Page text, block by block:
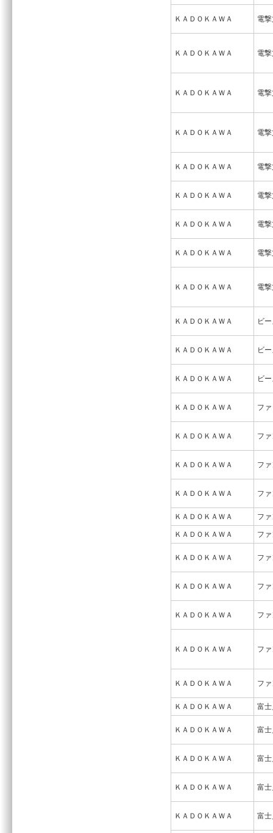
ＫＡＤＯＫＡＷＡ 電
ＫＡＤＯＫＡＷＡ 電
ＫＡＤＯＫＡＷＡ 電
ＫＡＤＯＫＡＷＡ 電
ＫＡＤＯＫＡＷＡ 電
ＫＡＤＯＫＡＷＡ 電
ＫＡＤＯＫＡＷＡ 電
ＫＡＤＯＫＡＷＡ 電
ＫＡＤＯＫＡＷＡ 電
ＫＡＤＯＫＡＷＡ ビ
ＫＡＤＯＫＡＷＡ ビ
ＫＡＤＯＫＡＷＡ ビ
ＫＡＤＯＫＡＷＡ フ
ＫＡＤＯＫＡＷＡ フ
ＫＡＤＯＫＡＷＡ フ
ＫＡＤＯＫＡＷＡ フ
ＫＡＤＯＫＡＷＡ フ
ＫＡＤＯＫＡＷＡ フ
ＫＡＤＯＫＡＷＡ フ
ＫＡＤＯＫＡＷＡ フ
ＫＡＤＯＫＡＷＡ フ
ＫＡＤＯＫＡＷＡ フ
ＫＡＤＯＫＡＷＡ フ
ＫＡＤＯＫＡＷＡ 富
ＫＡＤＯＫＡＷＡ 富
ＫＡＤＯＫＡＷＡ 富
ＫＡＤＯＫＡＷＡ 富
ＫＡＤＯＫＡＷＡ 富